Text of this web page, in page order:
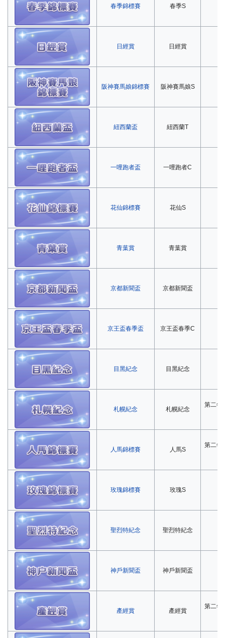
春季錦標賽 春季S
日經賞 日經賞
阪神賽馬娘錦標賽 阪神賽馬娘S
紐西蘭盃 紐西蘭T
一哩跑者盃 一哩跑者C
花仙錦標賽 花仙S
青葉賞 青葉賞
京都新聞盃 京都新聞盃
京王盃春季盃 京王盃春季C
目黑紀念 目黑紀念
札幌紀念 札幌紀念
第二年
人馬錦標賽 人馬S
第二年
玫瑰錦標賽 玫瑰S
聖烈特紀念 聖烈特紀念
神戶新聞盃 神戶新聞盃
產經賞 產經賞
第二年